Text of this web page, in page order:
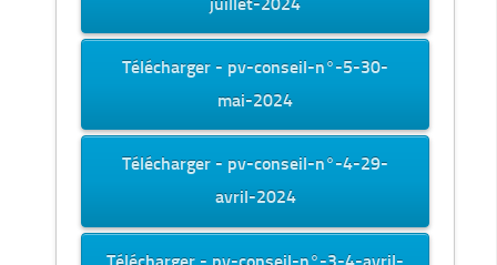
Télécharger - pv-conseil-n°-5-30-
mai-2024
Télécharger - pv-conseil-n°-4-29-
avril-2024
Télécharger - pv-conseil-n°-3-4-avril-